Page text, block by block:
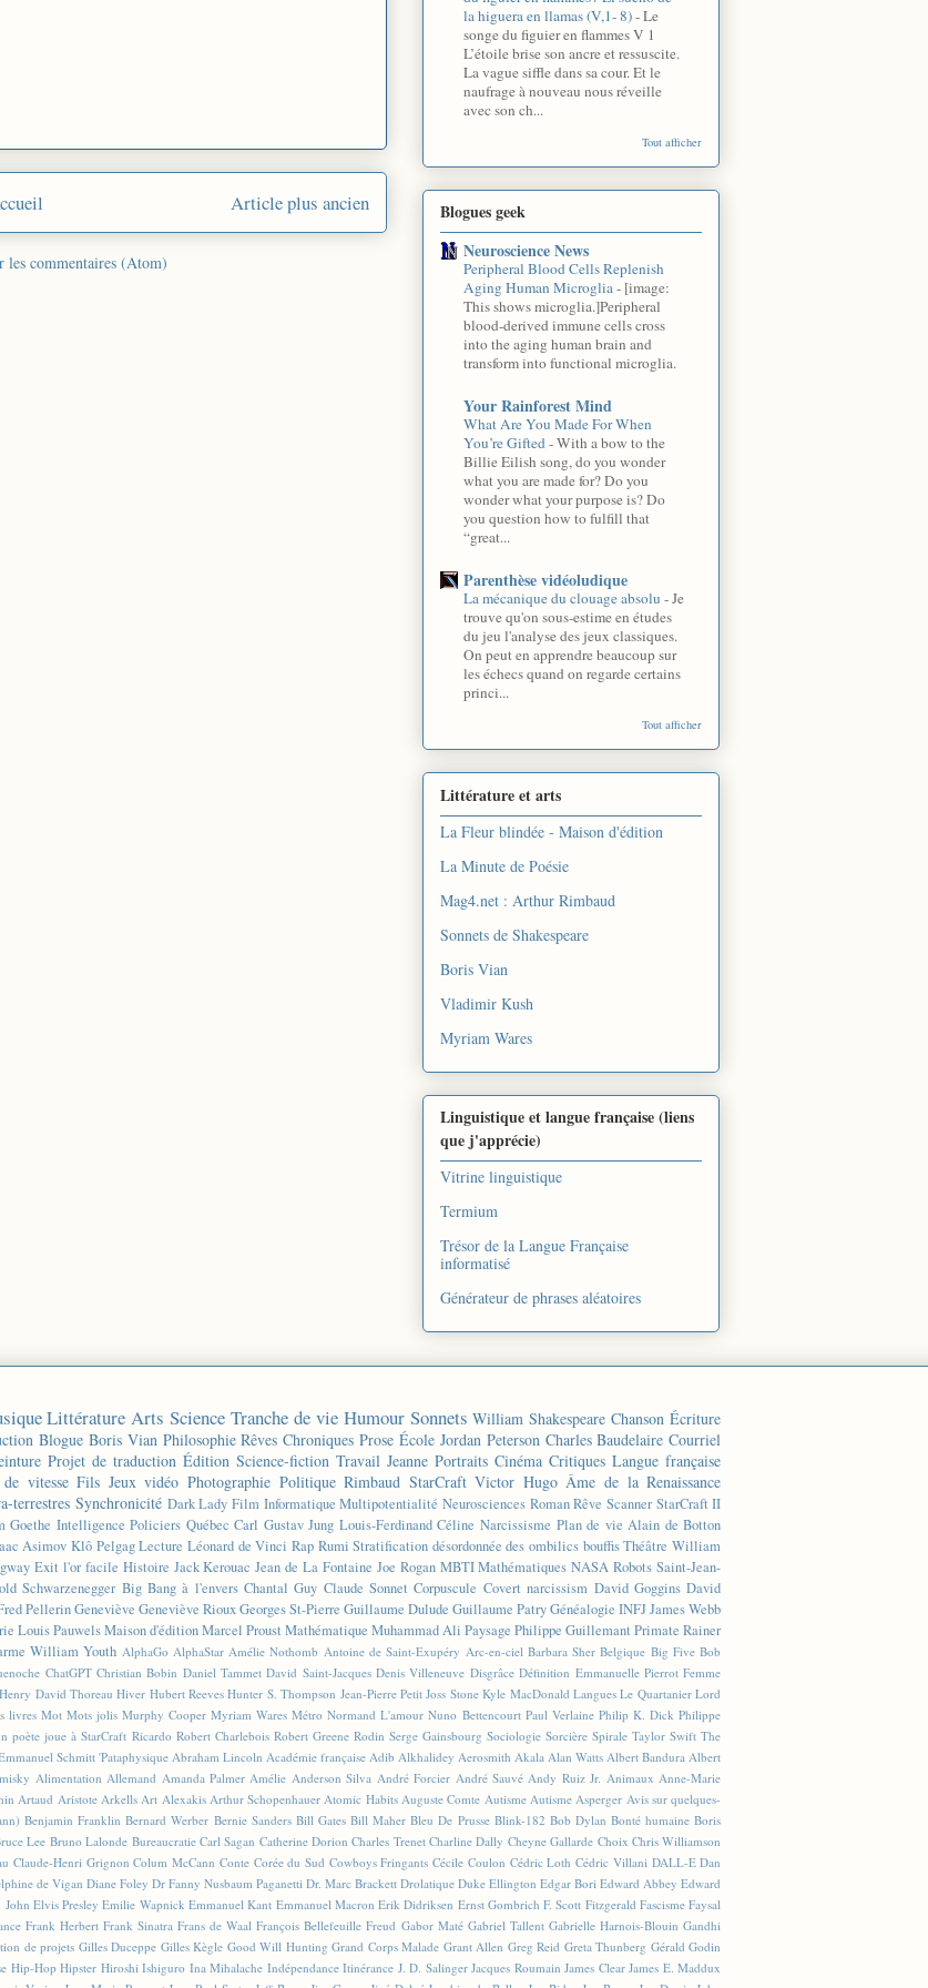
Article plus ancien
les commentaires (Atom)
la higuera en llamas (V,1- 8)-Le
songe du figuier en flammes V 1
L’étoile brise son ancre et ressuscite.
La vague siffle dans sa cour. Et le
naufrage à nouveau nous réveille
avec son ch...
Tout afficher
Blogues geek
Neuroscience News
Peripheral Blood Cells Replenish
Aging Human Microglia- [image:
This shows microglia.]Peripheral
blood-derived immune cells cross
into the aging human brain and
transform into functional microglia.
Your Rainforest Mind
What Are You Made For When
You’re Gifted-With a bow to the
Billie Eilish song, do you wonder
what you are made for? Do you
wonder what your purpose is? Do
you question how to fulfill that
“great...
Parenthèse vidéoludique
La mécanique du clouage absolu -Je
trouve qu'on sous-estime en études
du jeu l'analyse des jeux classiques.
On peut en apprendre beaucoup sur
les échecs quand on regarde certains
princi...
Tout afficher
Littérature et arts
La Fleur blindée - Maison d'édition
La Minute de Poésie
Mag4.net : Arthur Rimbaud
Sonnets de Shakespeare
Boris Vian
Vladimir Kush
Myriam Wares
Linguistique et langue française (liens
que j'apprécie)
Vitrine linguistique
Termium
Trésor de la Langue Française
informatisé
Générateur de phrases aléatoires
Littérature Arts Science Tranche de vie Humour Sonnets William Shakespeare Chanson Écriture
Blogue Boris Vian Philosophie Rêves Chroniques Prose École Jordan Peterson Charles Baudelaire Courriel
Projet de traduction Édition Science-fiction Travail Jeanne Portraits Cinéma Critiques Langue française
vitesse Fils Jeux vidéo Photographie Politique Rimbaud StarCraft Victor Hugo Âme de la Renaissance
terrestres Synchronicité Dark Lady Film Informatique Multipotentialité Neurosciences Roman Rêve Scanner StarCraft II
Goethe Intelligence Policiers Québec Carl Gustav Jung Louis-Ferdinand Céline Narcissisme Plan de vie Alain de Botton
Asimov Klô Pelgag Lecture Léonard de Vinci Rap Rumi Stratification désordonnée des ombilics bouffis Théâtre William
Exit l'or facile Histoire Jack Kerouac Jean de La Fontaine Joe Rogan MBTI Mathématiques NASA Robots Saint-Jean-
Schwarzenegger Big Bang à l'envers Chantal Guy Claude Sonnet Corpuscule Covert narcissism David Goggins David
PellerinGeneviève Geneviève RiouxGeorges St-Pierre Guillaume Dulude Guillaume PatryGénéalogie INFJJames Webb
Louis PauwelsMaison d'éditionMarcel Proust Mathématique Muhammad Ali Paysage Philippe Guillemant Primate Rainer
William Youth AlphaGo AlphaStar Amélie Nothomb Antoine de Saint-Exupéry Arc-en-ciel Barbara Sher Belgique Big Five Bob
ChatGPT Christian Bobin Daniel Tammet David Saint-Jacques Denis Villeneuve Disgrâce Définition Emmanuelle Pierrot Femme
Henry David Thoreau Hiver Hubert Reeves Hunter S. Thompson Jean-Pierre Petit Joss Stone Kyle MacDonald Langues Le Quartanier Lord
livres Mot Mots jolis Murphy Cooper Myriam Wares Métro Normand L'amour Nuno Bettencourt Paul Verlaine Philip K. Dick Philippe
poète joue à StarCraft Ricardo Robert Charlebois Robert Greene Rodin Serge Gainsbourg Sociologie Sorcière Spirale Taylor Swift The
Schmitt 'Pataphysique Abraham Lincoln Académie française Adib Alkhalidey Aerosmith Akala Alan Watts Albert Bandura Albert
Alimentation Allemand Amanda Palmer Amélie Anderson Silva André Forcier André Sauvé Andy Ruiz Jr. Animaux Anne-Marie
Artaud Aristote Arkells Art Alexakis Arthur Schopenhauer Atomic Habits Auguste Comte Autisme Autisme Asperger Avis sur quelques-
Benjamin Franklin Bernard Werber Bernie Sanders Bill Gates Bill Maher Bleu De Prusse Blink-182 Bob Dylan Bonté humaine Boris
Lee Bruno Lalonde Bureaucratie Carl Sagan Catherine Dorion Charles Trenet Charline Dally Cheyne Gallarde Choix Chris Williamson
Claude-Henri Grignon Colum McCann Conte Corée du Sud Cowboys Fringants Cécile Coulon Cédric Loth Cédric Villani DALL-E Dan
de Vigan Diane Foley Dr Fanny Nusbaum Paganetti Dr. Marc Brackett Drolatique Duke Ellington Edgar Bori Edward Abbey Edward
John Elvis Presley Emilie Wapnick Emmanuel Kant Emmanuel Macron Erik Didriksen Ernst Gombrich F. Scott Fitzgerald Fascisme Faysal
Frank Herbert Frank Sinatra Frans de Waal François Bellefeuille Freud Gabor Maté Gabriel Tallent Gabrielle Harnois-Blouin Gandhi
de projets Gilles Duceppe Gilles Kègle Good Will Hunting Grand Corps Malade Grant Allen Greg Reid Greta Thunberg Gérald Godin
Hip-Hop Hipster Hiroshi Ishiguro Ina Mihalache Indépendance Itinérance J. D. Salinger Jacques Roumain James Clear James E. Maddux